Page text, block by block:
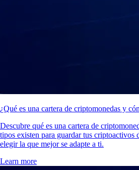
¿Qué es una cartera de criptomonedas y
Descubre qué es una cartera de
tipos existen para guardar tus criptoactivos
elegir la que mejor se adapte a ti.
Learn more